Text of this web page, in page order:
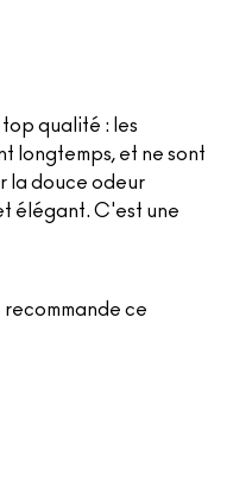
qualité : les
longtemps, et ne sont
la douce odeur
élégant. C'est une
recommande ce